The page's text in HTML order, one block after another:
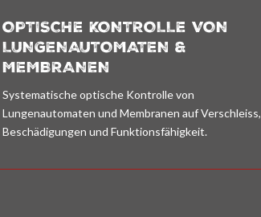
OPTISCHE KONTROLLE VON
LUNGENAUTOMATEN &
MEMBRANEN
Systematische optische Kontrolle von
Lungenautomaten und Membranen auf Verschleiss,
Beschädigungen und Funktionsfähigkeit.